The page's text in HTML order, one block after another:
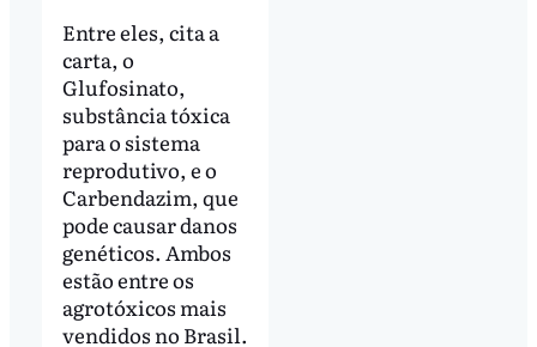
Entre eles, cita a
carta, o
Glufosinato,
substância tóxica
para o sistema
reprodutivo, e o
Carbendazim, que
pode causar danos
genéticos. Ambos
estão entre os
agrotóxicos mais
vendidos no Brasil.